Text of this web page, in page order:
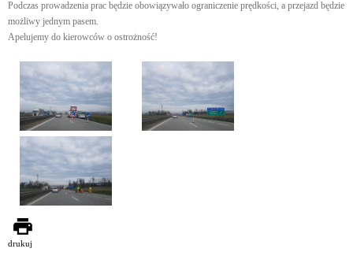
Podczas prowadzenia prac będzie obowiązywało ograniczenie prędkości, a przejazd będzie
możliwy jednym pasem.
Apelujemy do kierowców o ostrożność!
drukuj